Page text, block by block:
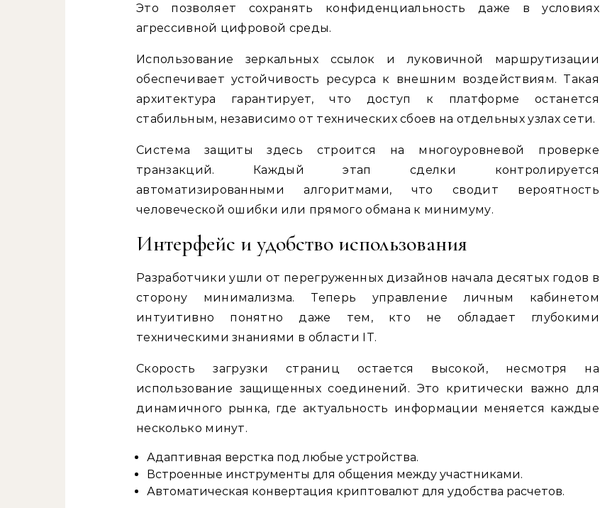
Это позволяет сохранять конфиденциальность даже в условиях
агрессивной цифровой среды.
Использование зеркальных ссылок и луковичной маршрутизации
обеспечивает устойчивость ресурса к внешним воздействиям. Такая
архитектура гарантирует, что доступ к платформе останется
стабильным, независимо от технических сбоев на отдельных узлах сети.
Система защиты здесь строится на многоуровневой проверке
транзакций. Каждый этап сделки контролируется
автоматизированными алгоритмами, что сводит вероятность
человеческой ошибки или прямого обмана к минимуму.
Интерфейс и удобство использования
Разработчики ушли от перегруженных дизайнов начала десятых годов в
сторону минимализма. Теперь управление личным кабинетом
интуитивно понятно даже тем, кто не обладает глубокими
техническими знаниями в области IT.
Скорость загрузки страниц остается высокой, несмотря на
использование защищенных соединений. Это критически важно для
динамичного рынка, где актуальность информации меняется каждые
несколько минут.
Адаптивная верстка под любые устройства.
Встроенные инструменты для общения между участниками.
Автоматическая конвертация криптовалют для удобства расчетов.